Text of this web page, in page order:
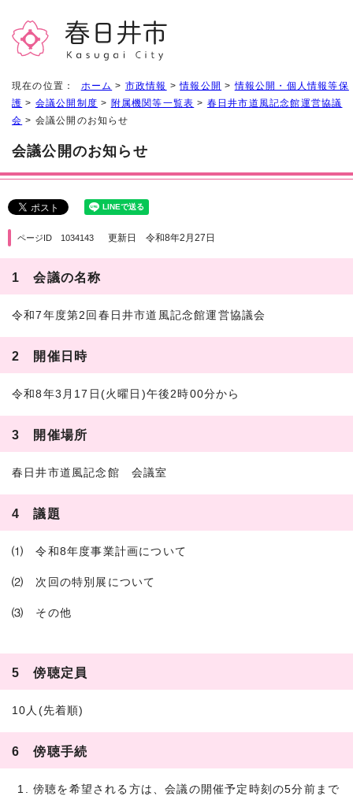
現在の位置： ホーム > 市政情報 >情報公開 >情報公開・個人情報等保
護 > 会議公開制度 > 附属機関等一覧表 > 春日井市道風記念館運営協議
会 > 会議公開のお知らせ
会議公開のお知らせ
ページID 1034143 更新日 令和8年2月27日
1 会議の名称
令和7年度第2回春日井市道風記念館運営協議会
2 開催日時
令和8年3月17日(火曜日)午後2時00分から
3 開催場所
春日井市道風記念館 会議室
4 議題
⑴ 令和8年度事業計画について
⑵ 次回の特別展について
⑶ その他
5 傍聴定員
10人(先着順)
6 傍聴手続
傍聴を希望される方は、会議の開催予定時刻の5分前まで